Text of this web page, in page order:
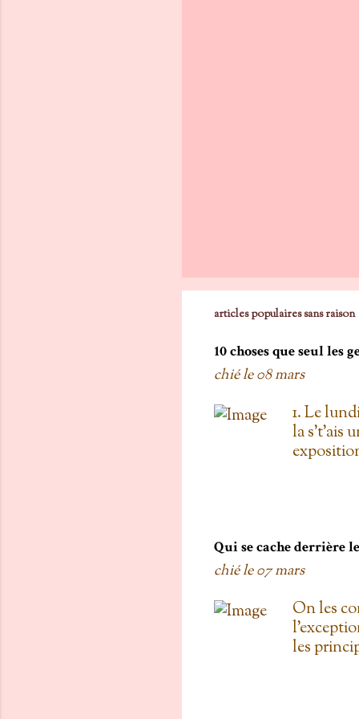
articles populaires sans raison
10 choses que seul
chié le08 mars
1. Le
la s't'ais
toi, on
pas de
as
qu'au
de
carré! 3.
Qui se cache derrière
chié le07 mars
On les
les